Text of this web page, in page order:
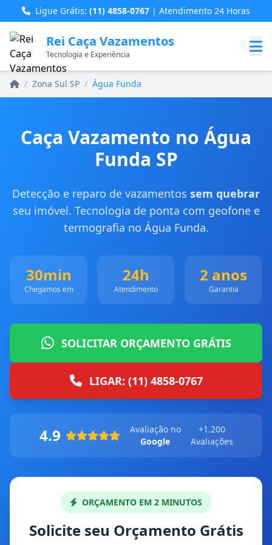
Ligue Grátis: (11) 4858-0767 | Atendimento 24 Horas
Rei Caça Vazamentos
Tecnologia e Experiência
Home
/ Zona Sul SP / Água Funda
Caça Vazamento no Água
Funda SP
Detecção e reparo de vazamentos sem quebrar
seu imóvel. Tecnologia de ponta com geofone e
termografia no Água Funda.
30min
Chegamos em
24h
Atendimento
2 anos
Garantia
SOLICITAR ORÇAMENTO GRÁTIS
LIGAR: (11) 4858-0767
4.9
Avaliação no
Google
+1.200
Avaliações
ORÇAMENTO EM 2 MINUTOS
Solicite seu Orçamento Grátis